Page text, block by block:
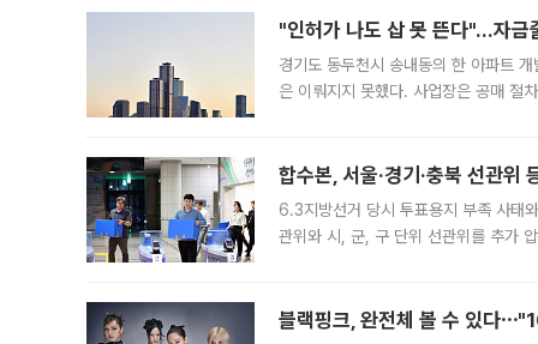
"인허가 나도 삽 못 뜬다"…자
경기도 동두천시 송내동의 한 아파트
은 이뤄지지 못했다. 사업장은 공매
합수본, 서울·경기·충북 선관위
6.3지방선거 당시 투표용지 부족 사태
관위와 시, 군, 구 단위 선관위를 추가
블랙핑크, 완전체 볼 수 있다